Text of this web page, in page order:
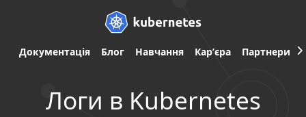
Документація Блог Навчання Карʼєра Партнери
Логи в Kubernetes